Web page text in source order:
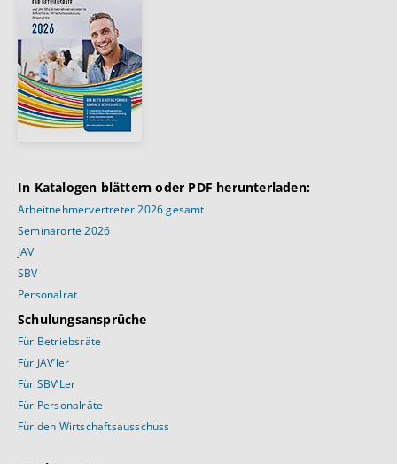
In Katalogen blättern oder PDF herunterladen:
Arbeitnehmervertreter 2026 gesamt
Seminarorte 2026
JAV
SBV
Personalrat
Schulungsansprüche
Für Betriebsräte
Für JAV’ler
Für SBV’Ler
Für Personalräte
Für den Wirtschaftsausschuss